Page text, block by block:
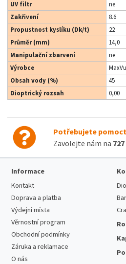
UV filtr
ne
Zakřivení
8.6
Propustnost kyslíku (Dk/t)
22
Průměr (mm)
14,0
Manipulační zbarvení
ne
Výrobce
Obsah vody (%)
45
Dioptrický rozsah
0,00
Potřebujete
Zavolejte nám na
Informace
Kontakt
Doprava a platba
Výdejní místa
Věrnostní program
Obchodní podmínky
Záruka a reklamace
O nás